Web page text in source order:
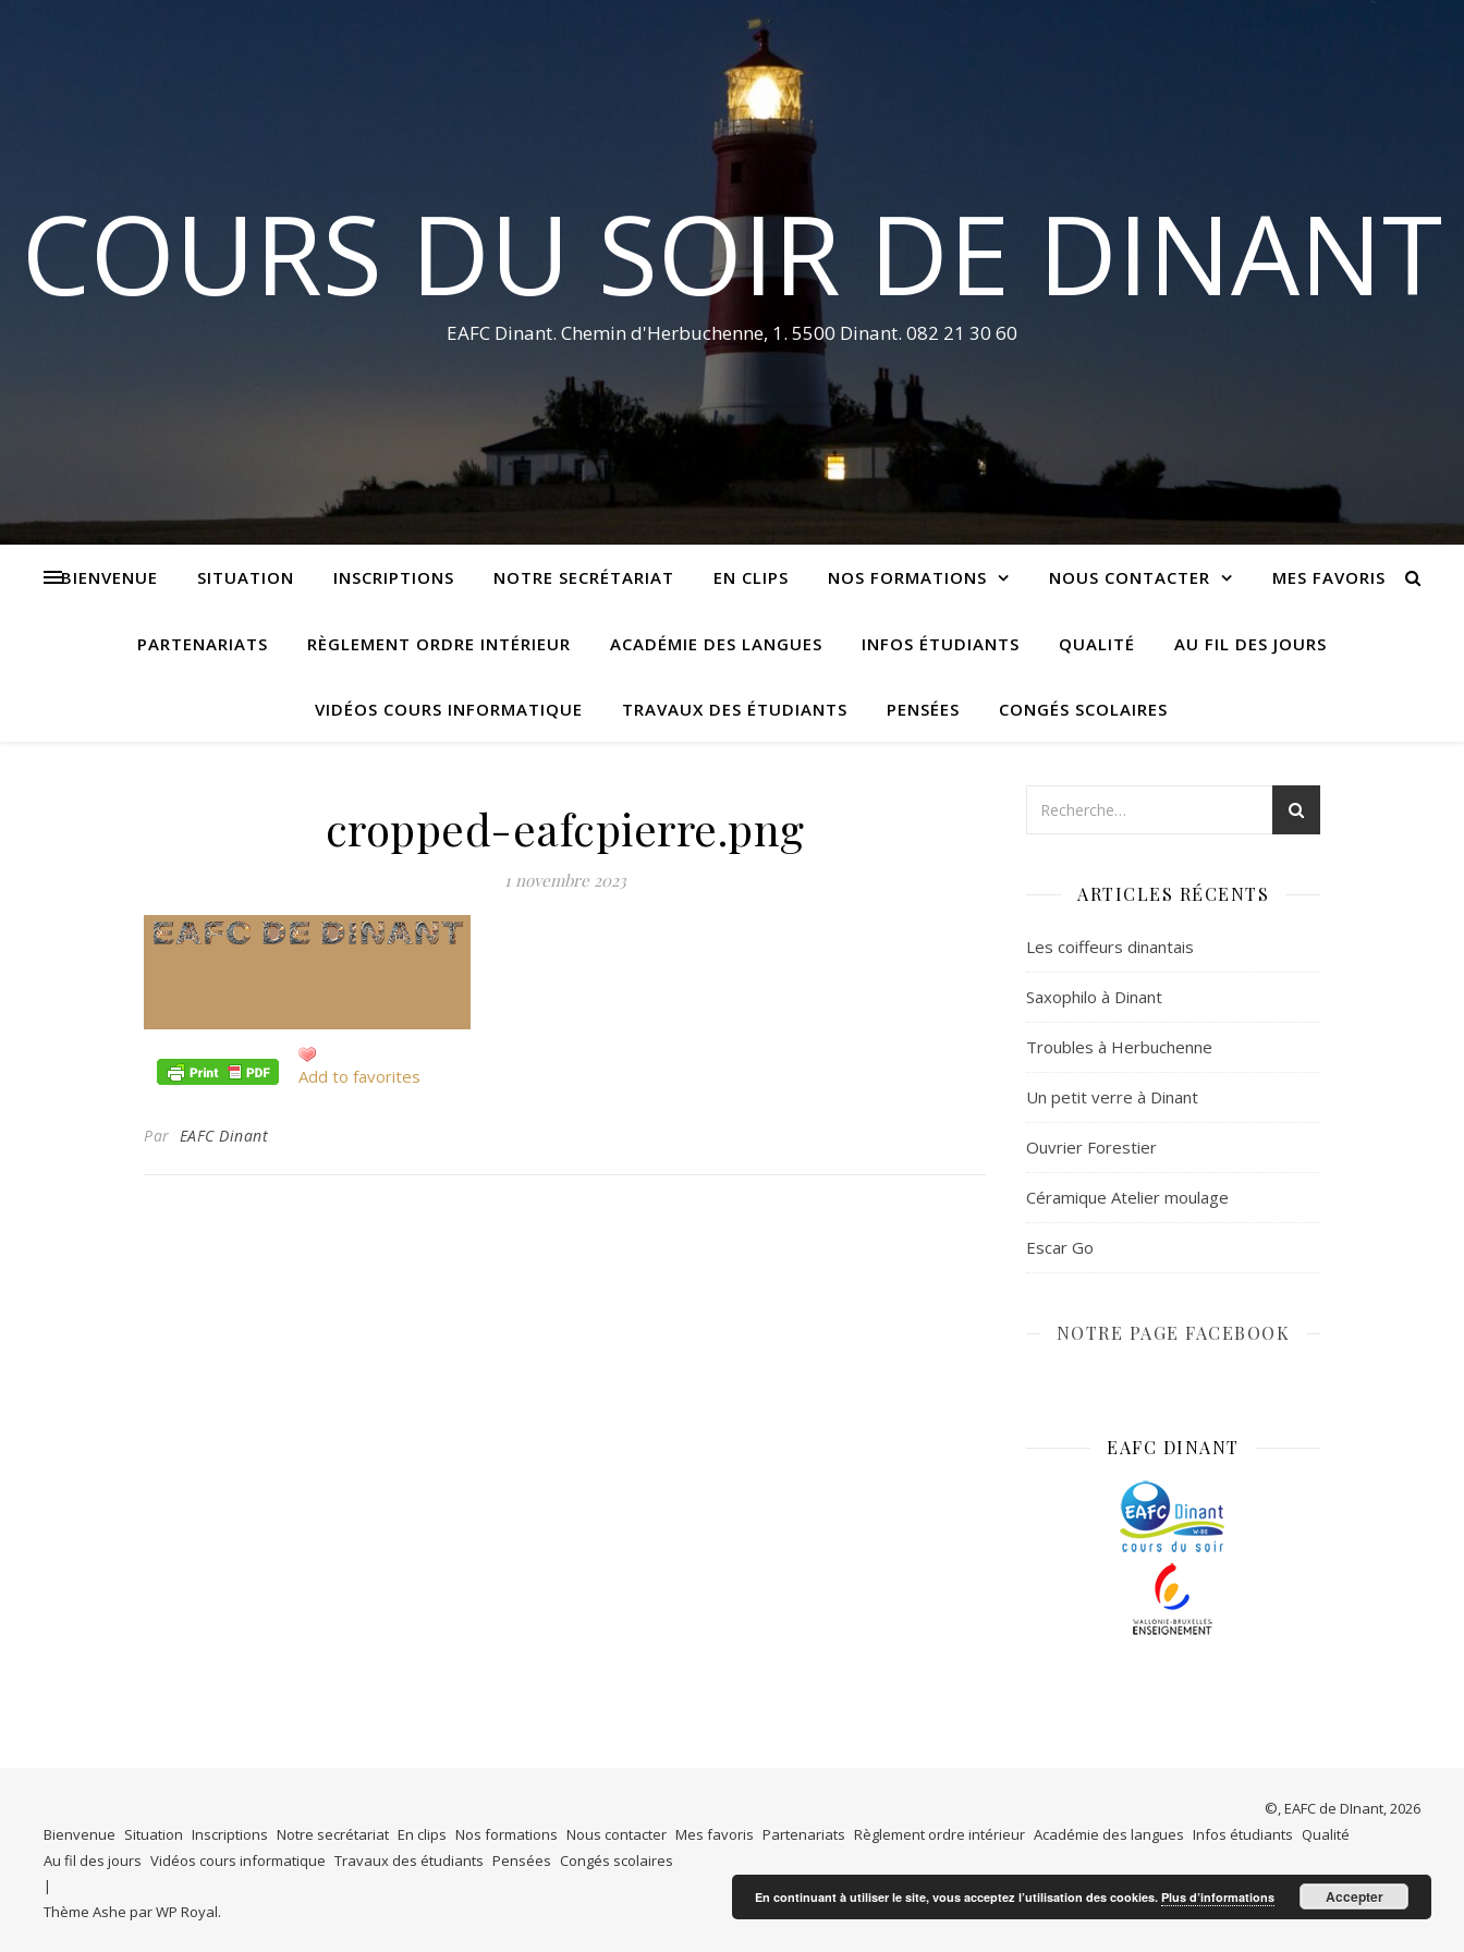
COURS DU SOIR DE DINANT
EAFC Dinant. Chemin d'Herbuchenne, 1. 5500 Dinant. 082 21 30 60
BIENVENUE SITUATION INSCRIPTIONS NOTRE SECRÉTARIAT EN CLIPS NOS FORMATIONS NOUS CONTACTER MES FAVORIS
PARTENARIATS RÈGLEMENT ORDRE INTÉRIEUR ACADÉMIE DES LANGUES INFOS ÉTUDIANTS QUALITÉ AU FIL DES JOURS
VIDÉOS COURS INFORMATIQUE TRAVAUX DES ÉTUDIANTS PENSÉES CONGÉS SCOLAIRES
cropped-eafcpierre.png
1 novembre 2023
Add to favorites
Par EAFC Dinant
ARTICLES RÉCENTS
Les coiffeurs dinantais
Saxophilo à Dinant
Troubles à Herbuchenne
Un petit verre à Dinant
Ouvrier Forestier
Céramique Atelier moulage
Escar Go
NOTRE PAGE FACEBOOK
EAFC DINANT
©, EAFC de DInant, 2026
Bienvenue Situation Inscriptions Notre secrétariat En clips Nos formations Nous contacter Mes favoris Partenariats Règlement ordre intérieur Académie des langues Infos étudiants Qualité
Au fil des jours Vidéos cours informatique Travaux des étudiants Pensées Congés scolaires
Thème Ashe parWP Royal.
En continuant à utiliser le site, vous acceptez l’utilisation des cookies. Plus d’informations Accepter